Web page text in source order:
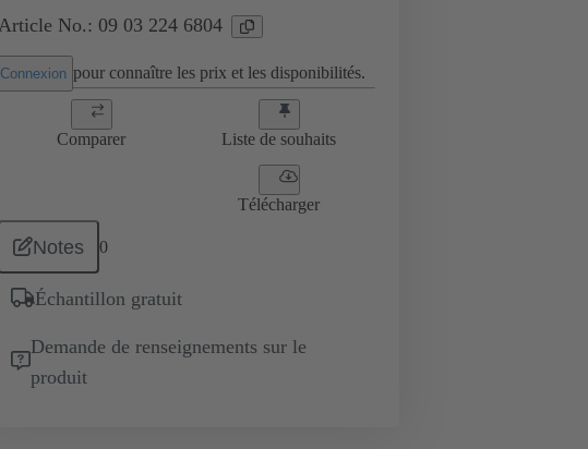
No.: 09 03 224 6804
Connexion pour connaître les prix et les disponibilités.
Comparer Liste de souhaits
Télécharger
Notes 0
Échantillon gratuit
Demande de renseignements sur le
produit